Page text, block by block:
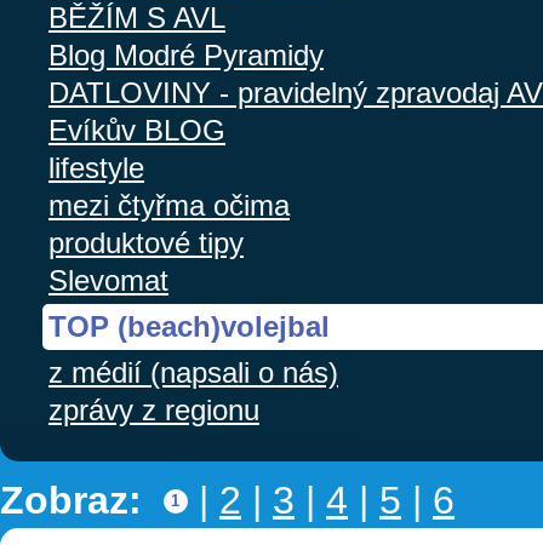
BĚŽÍM S AVL
Blog Modré Pyramidy
DATLOVINY - pravidelný zpravodaj
Evíkův BLOG
lifestyle
mezi čtyřma očima
produktové tipy
Slevomat
TOP (beach)volejbal
z médií (napsali o nás)
zprávy z regionu
Zobraz: 1 | 2 | 3 | 4 | 5 | 6